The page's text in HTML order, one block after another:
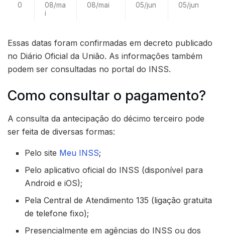
0
08/ma
i
08/mai 05/jun 05/jun
Essas datas foram confirmadas em decreto publicado
no Diário Oficial da União. As informações também
podem ser consultadas no portal do INSS.
Como consultar o pagamento?
A consulta da antecipação do décimo terceiro pode
ser feita de diversas formas:
Pelo site Meu INSS;
Pelo aplicativo oficial do INSS (disponível para
Android e iOS);
Pela Central de Atendimento 135 (ligação gratuita
de telefone fixo);
Presencialmente em agências do INSS ou dos